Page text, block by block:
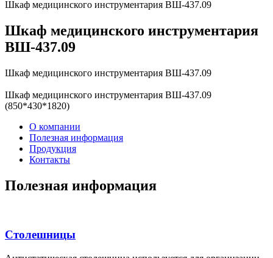
Шкаф медицинского инструментария ВШ-437.09
Шкаф медицинского инструментария
ВШ-437.09
Шкаф медицинского инструментария ВШ-437.09
Шкаф медицинского инструментария ВШ-437.09
(850*430*1820)
О компании
Полезная информация
Продукция
Контакты
Полезная информация
Столешницы